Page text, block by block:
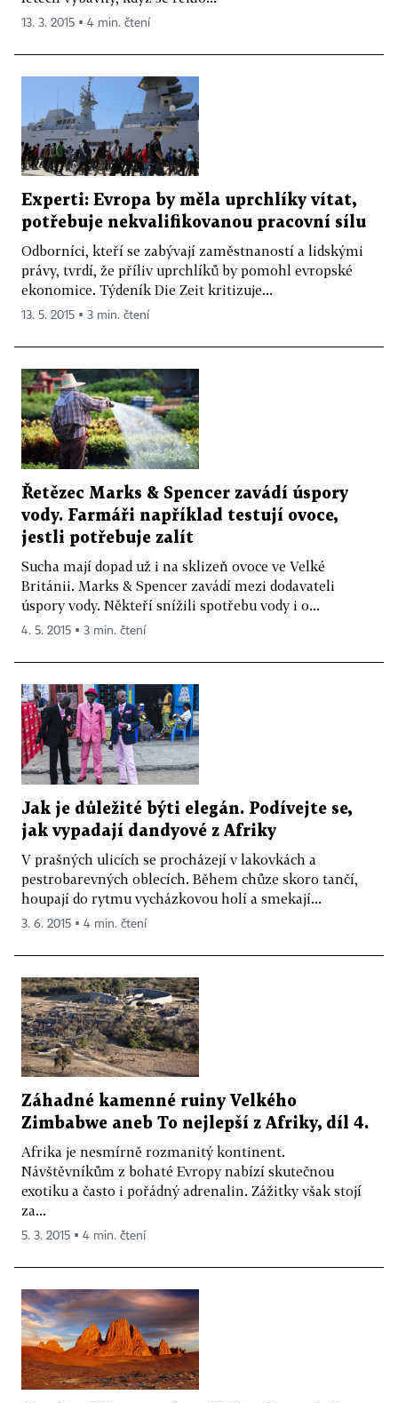
13. 3. 2015 ▪ 4 min. čtení
Experti: Evropa by měla uprchlíky vítat,
potřebuje nekvalifikovanou pracovní sílu
Odborníci, kteří se zabývají zaměstnaností a lidskými
právy, tvrdí, že příliv uprchlíků by pomohl evropské
ekonomice. Týdeník Die Zeit kritizuje...
13. 5. 2015 ▪ 3 min. čtení
Řetězec Marks & Spencer zavádí úspory
vody. Farmáři například testují ovoce,
jestli potřebuje zalít
Sucha mají dopad už i na sklizeň ovoce ve Velké
Británii. Marks & Spencer zavádí mezi dodavateli
úspory vody. Někteří snížili spotřebu vody i o...
4. 5. 2015 ▪ 3 min. čtení
Jak je důležité býti elegán. Podívejte se,
jak vypadají dandyové z Afriky
V prašných ulicích se procházejí v lakovkách a
pestrobarevných oblecích. Během chůze skoro tančí,
houpají do rytmu vycházkovou holí a smekají...
3. 6. 2015 ▪ 4 min. čtení
Záhadné kamenné ruiny Velkého
Zimbabwe aneb To nejlepší z Afriky, díl 4.
Afrika je nesmírně rozmanitý kontinent.
Návštěvníkům z bohaté Evropy nabízí skutečnou
exotiku a často i pořádný adrenalin. Zážitky však stojí
za...
5. 3. 2015 ▪ 4 min. čtení